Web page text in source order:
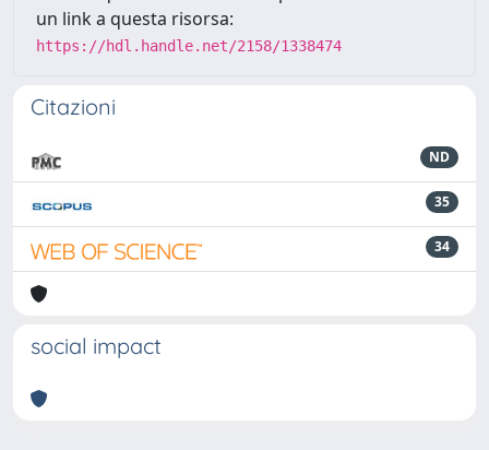
un link a questa risorsa:
https://hdl.handle.net/2158/1338474
Citazioni
ND
35
34
social impact